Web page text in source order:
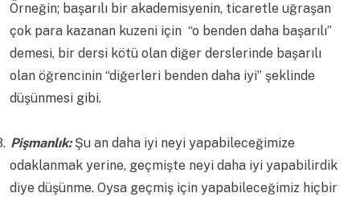
Örneğin; başarılı bir akademisyenin, ticaretle uğraşan
çok para kazanan kuzeni için “o benden daha başarılı”
demesi, bir dersi kötü olan diğer derslerinde başarılı
olan öğrencinin “diğerleri benden daha iyi” şeklinde
düşünmesi gibi.
Pişmanlık:Şu an daha iyi neyi yapabileceğimize
odaklanmak yerine, geçmişte neyi daha iyi yapabilirdik
diye düşünme. Oysa geçmiş için yapabileceğimiz hiçbir